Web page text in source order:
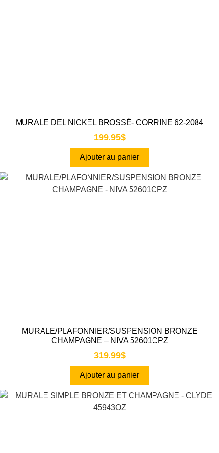
MURALE DEL NICKEL BROSSÉ- CORRINE 62-2084
199.95$
Ajouter au panier
MURALE/PLAFONNIER/SUSPENSION BRONZE
CHAMPAGNE – NIVA 52601CPZ
319.99$
Ajouter au panier